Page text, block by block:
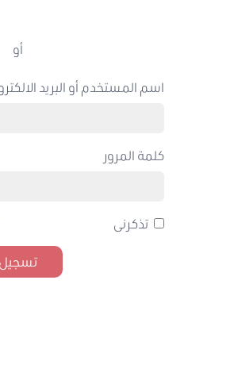
أو
اسم المستخدم أو البريد
كلمة المرور
تذكرنى